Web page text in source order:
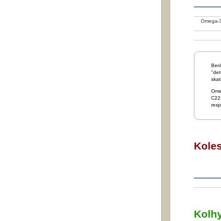
Omega-